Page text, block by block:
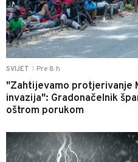
SVIJET Pre 8 h
"Zahtijevamo protjerivanje
invazija": Gradonačelnik
oštrom porukom